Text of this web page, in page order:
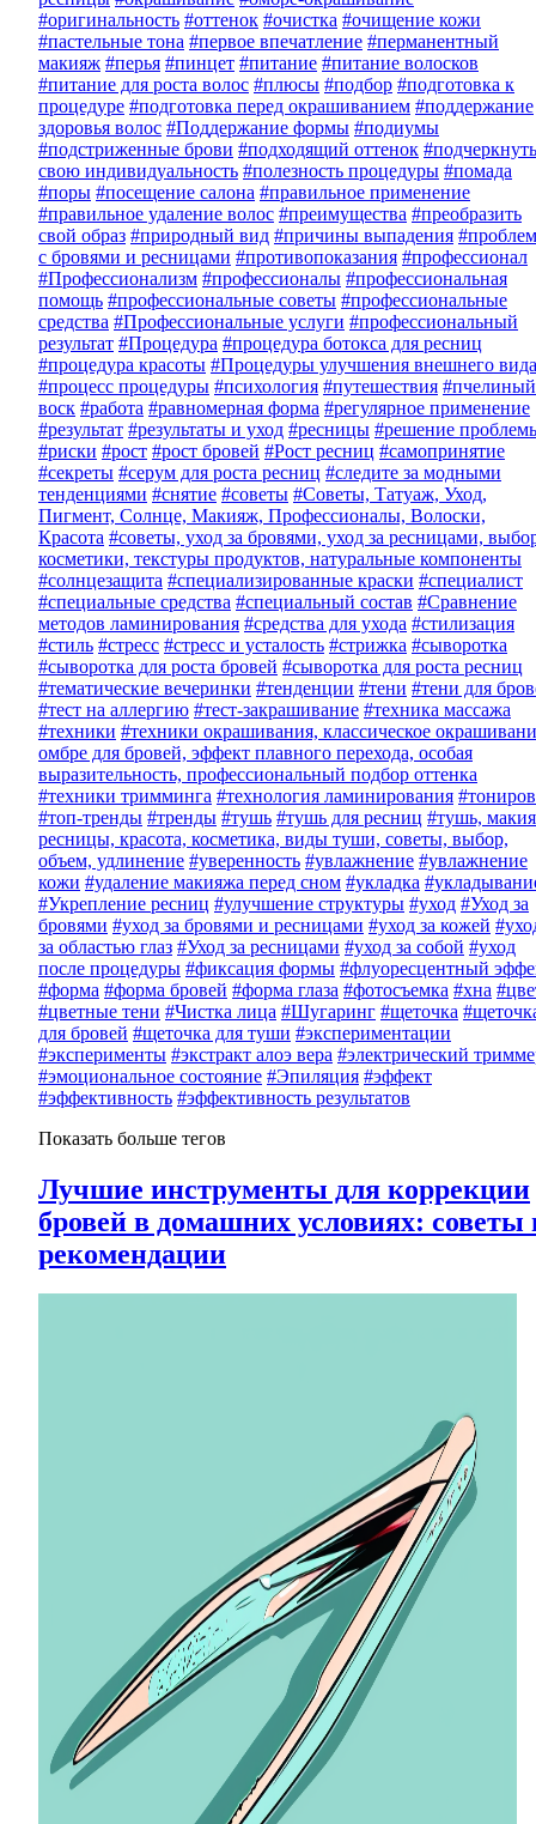
#оригинальность #оттенок #очистка #очищение кожи
#пастельные тона #первое впечатление #перманентный
макияж #перья #пинцет #питание #питание волосков
#питание для роста волос #плюсы #подбор #подготовка к
процедуре #подготовка перед окрашиванием #поддержание
здоровья волос #Поддержание формы #подиумы
#подстриженные брови #подходящий оттенок #подчеркнуть
свою индивидуальность #полезность процедуры #помада
#поры #посещение салона #правильное применение
#правильное удаление волос #преимущества #преобразить
свой образ #природный вид #причины выпадения
с бровями и ресницами #противопоказания #профессионал
#Профессионализм #профессионалы #профессиональная
помощь #профессиональные советы #профессиональные
средства #Профессиональные услуги #профессиональный
результат #Процедура #процедура ботокса для ресниц
#процедура красоты #Процедуры улучшения внешнего вида
#процесс процедуры #психология #путешествия #пчелиный
воск #работа #равномерная форма #регулярное применение
#результат #результаты и уход #ресницы #решение
#риски #рост #рост бровей #Рост ресниц #самопринятие
#секреты #серум для роста ресниц #следите за модными
тенденциями #снятие #советы #Советы, Татуаж, Уход,
Пигмент, Солнце, Макияж, Профессионалы, Волоски,
Красота #советы, уход за бровями, уход за ресницами,
косметики, текстуры продуктов, натуральные компоненты
#солнцезащита #специализированные краски #специалист
#специальные средства #специальный состав #Сравнение
методов ламинирования #средства для ухода #стилизация
#стиль #стресс #стресс и усталость #стрижка #сыворотка
#сыворотка для роста бровей #сыворотка для роста ресниц
#тематические вечеринки #тенденции #тени #тени для
#тест на аллергию #тест-закрашивание #техника массажа
#техники #техники окрашивания, классическое
омбре для бровей, эффект плавного перехода, особая
выразительность, профессиональный подбор оттенка
#техники тримминга #технология ламинирования
#топ-тренды #тренды #тушь #тушь для ресниц #тушь,
ресницы, красота, косметика, виды туши, советы, выбор,
объем, удлинение #уверенность #увлажнение #увлажнение
кожи #удаление макияжа перед сном #укладка
#Укрепление ресниц #улучшение структуры #уход #Уход за
бровями #уход за бровями и ресницами #уход за кожей
за областью глаз #Уход за ресницами #уход за собой #уход
после процедуры #фиксация формы #флуоресцентный
#форма #форма бровей #форма глаза #фотосъемка #хна
#цветные тени #Чистка лица #Шугаринг #щеточка
для бровей #щеточка для туши #экспериментации
#эксперименты #экстракт алоэ вера #электрический
#эмоциональное состояние #Эпиляция #эффект
#эффективность #эффективность результатов
Показать больше тегов
Лучшие инструменты для коррекции
бровей в домашних условиях: советы
рекомендации